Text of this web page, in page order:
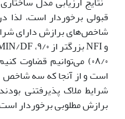
قبولی برخوردار است،
۰۸/۰) می‌توانیم قضاوت
شرایط ملاک پذیرفتنی
برازش مطلوبی برخوردار